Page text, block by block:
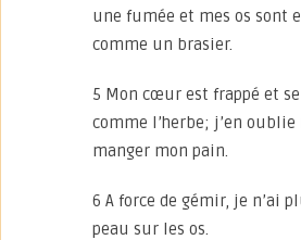
une fumée et mes os sont
comme un brasier.
5 Mon cœur est frappé et se
comme l’herbe; j’en oublie
manger mon pain.
6 A force de gémir, je n’ai
peau sur les os.